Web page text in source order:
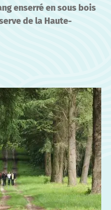
enserré en sous bois
de la Haute-